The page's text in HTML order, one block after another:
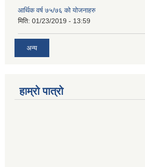
आर्थिक वर्ष ७५/७६ को योजनाहरु
मिति: 01/23/2019 - 13:59
अन्य
हाम्रो पात्रो